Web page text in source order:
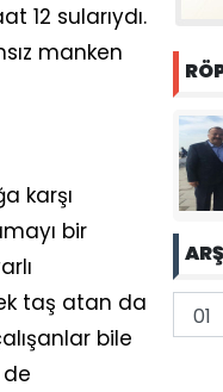
12 sularıydı.
manken
karşı
bir
taş atan da
bile